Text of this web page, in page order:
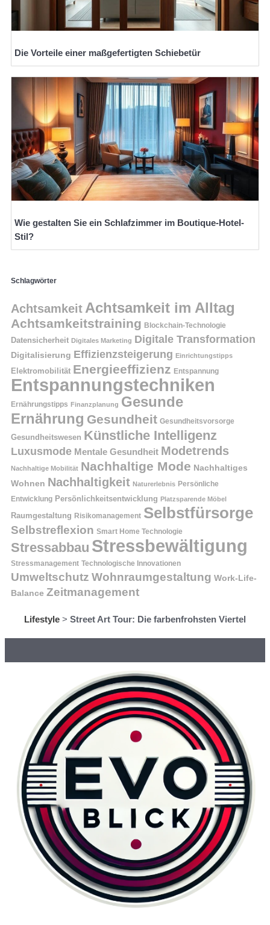
Die Vorteile einer maßgefertigten Schiebetür
Wie gestalten Sie ein Schlafzimmer im Boutique-Hotel-
Stil?
Schlagwörter
Achtsamkeit Achtsamkeit im Alltag
Achtsamkeitstraining Blockchain-Technologie
Datensicherheit Digitales Marketing Digitale Transformation
Digitalisierung Effizienzsteigerung Einrichtungstipps
Elektromobilität Energieeffizienz Entspannung
Entspannungstechniken
Ernährungstipps Finanzplanung Gesunde
Ernährung Gesundheit Gesundheitsvorsorge
Gesundheitswesen Künstliche Intelligenz
Luxusmode Mentale Gesundheit Modetrends
Nachhaltige Mobilität Nachhaltige Mode Nachhaltiges
Wohnen Nachhaltigkeit Naturerlebnis Persönliche
Entwicklung Persönlichkeitsentwicklung Platzsparende Möbel
Raumgestaltung Risikomanagement Selbstfürsorge
Selbstreflexion Smart Home Technologie
Stressabbau Stressbewältigung
Stressmanagement Technologische Innovationen
Umweltschutz Wohnraumgestaltung Work-Life-
Balance Zeitmanagement
Lifestyle > Street Art Tour: Die farbenfrohsten Viertel